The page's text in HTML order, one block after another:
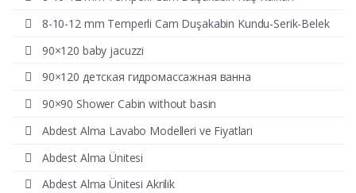
8-10-12 mm Temperli Cam Duşakabin Kundu-Serik-Belek
90×120 baby jacuzzi
90×120 детская гидромассажная ванна
90×90 Shower Cabin without basin
Abdest Alma Lavabo Modelleri ve Fiyatları
Abdest Alma Ünitesi
Abdest Alma Ünitesi Akrilik